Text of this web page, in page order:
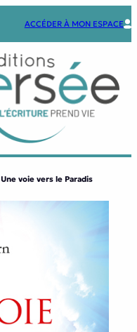
ACCÉDER À MON ESPACE
Une voie vers le Paradis